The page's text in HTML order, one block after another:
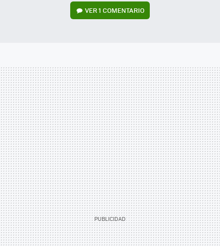
VER1 COMENTARIO